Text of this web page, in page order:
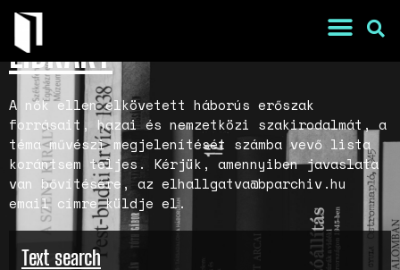
LIBRARY
A nők ellen elkövetett háborús erőszak
forrásait, hazai és nemzetközi szakirodalmát, a
téma művészi megjelenítését számba vevő lista
korántsem teljes. Kérjük, amennyiben javaslata
van bővítésére, az elhallgatva@bparchiv.hu
email címre küldje el.
Text search